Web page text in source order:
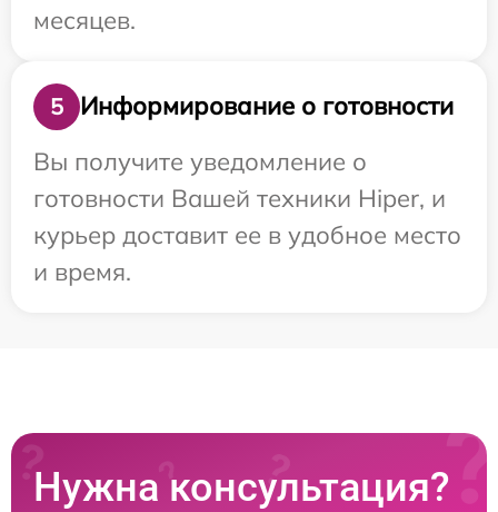
месяцев.
5
Информирование о готовности
Вы получите уведомление о
готовности Вашей техники Hiper, и
курьер доставит ее в удобное место
и время.
Нужна консультация?